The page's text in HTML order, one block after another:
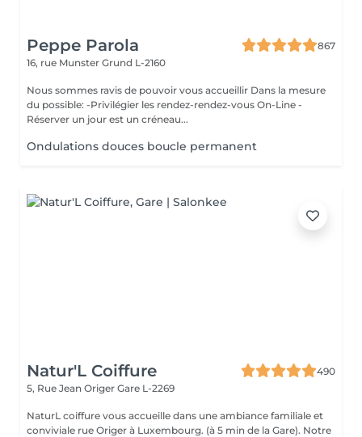
Peppe Parola
867
16, rue Munster Grund L-2160
Nous sommes ravis de pouvoir vous accueillir Dans la mesure
du possible: -Privilégier les rendez-rendez-vous On-Line -
Réserver un jour est un créneau...
Ondulations douces boucle permanent
Natur'L Coiffure
490
5, Rue Jean Origer Gare L-2269
NaturL coiffure vous accueille dans une ambiance familiale et
conviviale rue Origer à Luxembourg. (à 5 min de la Gare). Notre